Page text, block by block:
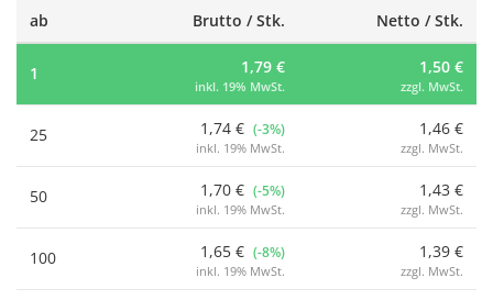
ab Brutto / Stk. Netto / Stk.
1 1,79 €
inkl. 19% MwSt.
1,50 €
zzgl. MwSt.
25 1,74 € (-3%)
inkl. 19% MwSt.
1,46 €
zzgl. MwSt.
50 1,70 € (-5%)
inkl. 19% MwSt.
1,43 €
zzgl. MwSt.
100 1,65 € (-8%)
inkl. 19% MwSt.
1,39 €
zzgl. MwSt.